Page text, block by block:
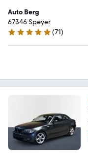
Auto Berg
67346 Speyer
5 Sterne
(71)